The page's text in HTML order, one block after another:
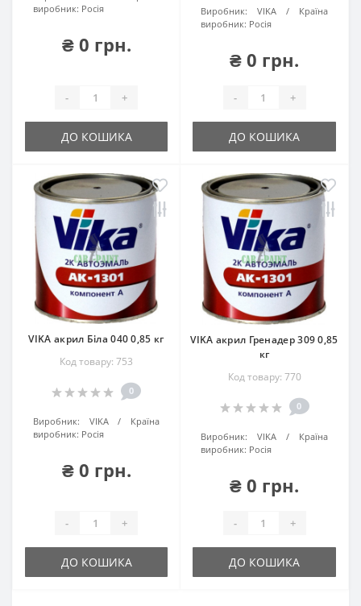
виробник: Росія
₴ 0 грн.
- +
ДО КОШИКА
Виробник: VIKA
Країна
виробник: Росія
₴ 0 грн.
- +
ДО КОШИКА
VIKA акрил Біла 040 0,85 кг
Код товару: 753
0
Виробник: VIKA
Країна
виробник: Росія
₴ 0 грн.
- +
ДО КОШИКА
VIKA акрил Гренадер 309 0,85
кг
Код товару: 770
0
Виробник: VIKA
Країна
виробник: Росія
₴ 0 грн.
- +
ДО КОШИКА